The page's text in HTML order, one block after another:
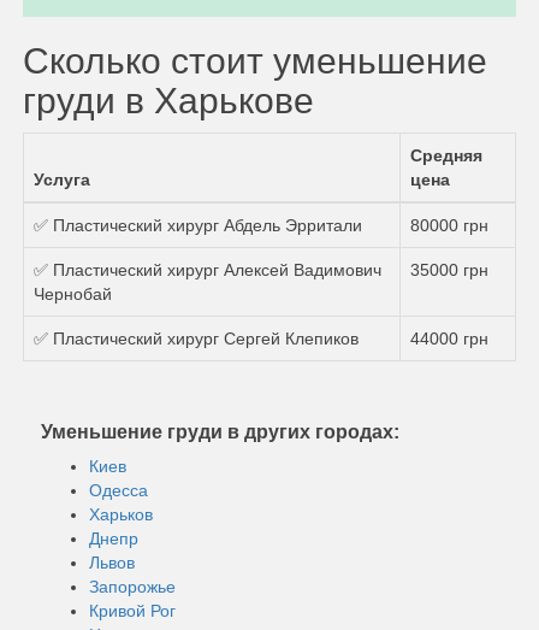
Сколько стоит уменьшение
груди в Харькове
Услуга
Средняя
цена
✅ Пластический хирург Абдель Эрритали 80000 грн
✅ Пластический хирург Алексей Вадимович
Чернобай
35000 грн
✅ Пластический хирург Сергей Клепиков 44000 грн
Уменьшение груди в других городах:
Киев
Одесса
Харьков
Днепр
Львов
Запорожье
Кривой Рог